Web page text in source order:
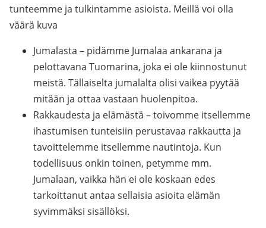
tunteemme ja tulkintamme asioista. Meillä voi olla
väärä kuva
Jumalasta – pidämme Jumalaa ankarana ja
pelottavana Tuomarina, joka ei ole kiinnostunut
meistä. Tällaiselta jumalalta olisi vaikea pyytää
mitään ja ottaa vastaan huolenpitoa.
Rakkaudesta ja elämästä – toivomme itsellemme
ihastumisen tunteisiin perustavaa rakkautta ja
tavoittelemme itsellemme nautintoja. Kun
todellisuus onkin toinen, petymme mm.
Jumalaan, vaikka hän ei ole koskaan edes
tarkoittanut antaa sellaisia asioita elämän
syvimmäksi sisällöksi.